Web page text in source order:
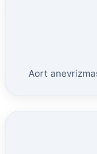
Aort